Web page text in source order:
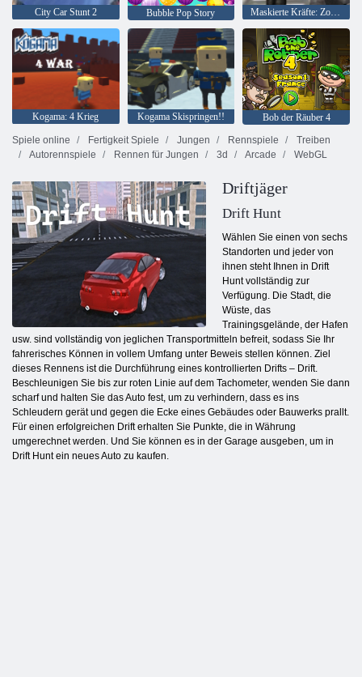
City Car Stunt 2 Bubble Pop Story Maskierte Kräfte: Zombie-Überleben
Kogama: 4 Krieg Kogama Skispringen!!
Bob der Räuber 4
Spiele online
Fertigkeit Spiele Jungen Rennspiele
Treiben
Autorennspiele
Rennen für Jungen 3d Arcade WebGL
Driftjäger
Drift Hunt
Wählen Sie einen von sechs
Standorten und jeder von
ihnen steht Ihnen in Drift
Hunt vollständig zur
Verfügung. Die Stadt, die
Wüste, das
Trainingsgelände, der Hafen
usw. sind vollständig von jeglichen Transportmitteln befreit, sodass Sie Ihr
fahrerisches Können in vollem Umfang unter Beweis stellen können. Ziel
dieses Rennens ist die Durchführung eines kontrollierten Drifts – Drift.
Beschleunigen Sie bis zur roten Linie auf dem Tachometer, wenden Sie dann
scharf und halten Sie das Auto fest, um zu verhindern, dass es ins
Schleudern gerät und gegen die Ecke eines Gebäudes oder Bauwerks prallt.
Für einen erfolgreichen Drift erhalten Sie Punkte, die in Währung
umgerechnet werden. Und Sie können es in der Garage ausgeben, um in
Drift Hunt ein neues Auto zu kaufen.